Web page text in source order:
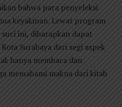
bahwa para penyeleksi
keyakinan. Lewat program
ini, diharapkan dapat
Surabaya dari segi aspek
hanya membaca dan
memahami makna dari kitab